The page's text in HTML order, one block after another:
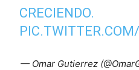
CRECIENDO.
— Omar Gutierrez